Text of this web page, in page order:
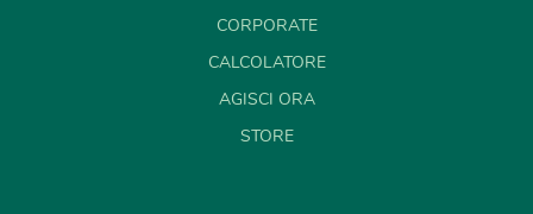
CORPORATE
CALCOLATORE
AGISCI ORA
STORE